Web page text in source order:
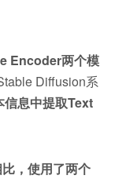
Encoder两个模
Diffusion系
息中提取Text
，使用了两个